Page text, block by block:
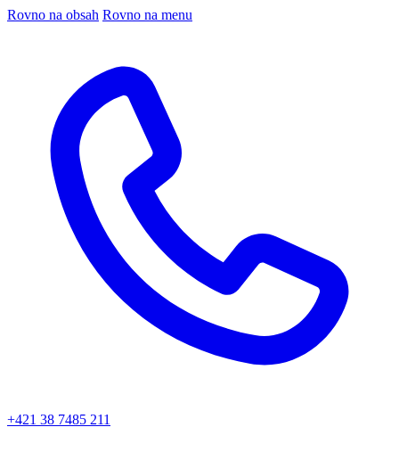
Rovno na obsah Rovno na menu
+421 38 7485 211